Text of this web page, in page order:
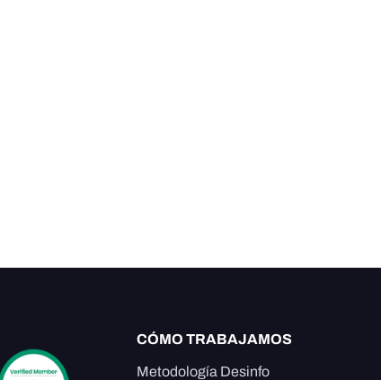
CÓMO TRABAJAMOS
Metodología Desinfo